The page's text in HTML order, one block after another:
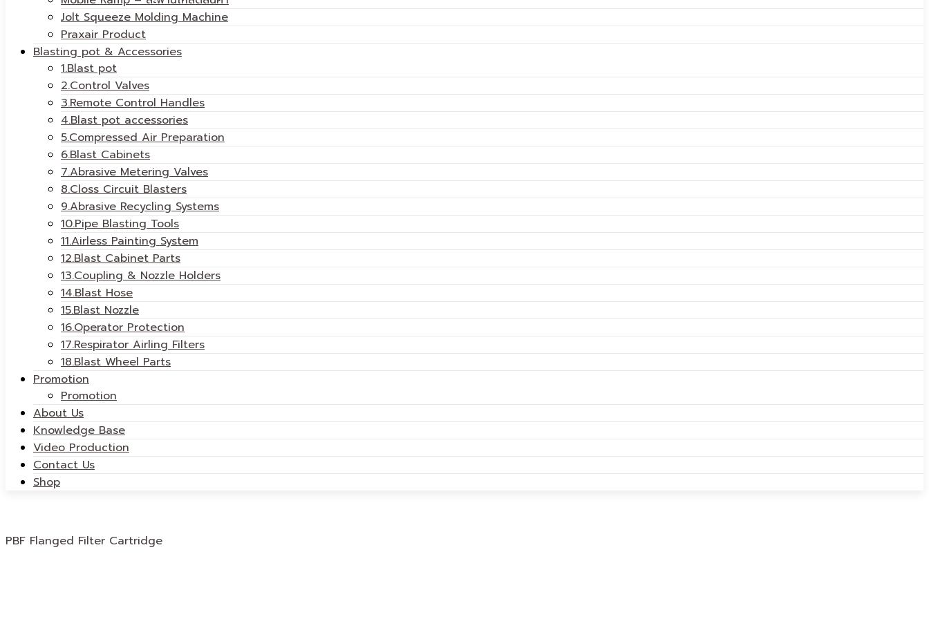
Jolt Squeeze Molding Machine
Praxair Product
Blasting pot & Accessories
1.Blast pot
2.Control Valves
3.Remote Control Handles
4.Blast pot accessories
5.Compressed Air Preparation
6.Blast Cabinets
7.Abrasive Metering Valves
8.Closs Circuit Blasters
9.Abrasive Recycling Systems
10.Pipe Blasting Tools
11.Airless Painting System
12.Blast Cabinet Parts
13.Coupling & Nozzle Holders
14.Blast Hose
15.Blast Nozzle
16.Operator Protection
17.Respirator Airling Filters
18.Blast Wheel Parts
Promotion
Promotion
About Us
Knowledge Base
Video Production
Contact Us
Shop
PBF Flanged Filter Cartridge